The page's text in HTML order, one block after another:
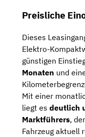
Preisliche
Dieses
Elektro-
günstigen
Monaten und
Mit einer
liegt es deutlich
Marktführers,
Fahrzeug aktuell